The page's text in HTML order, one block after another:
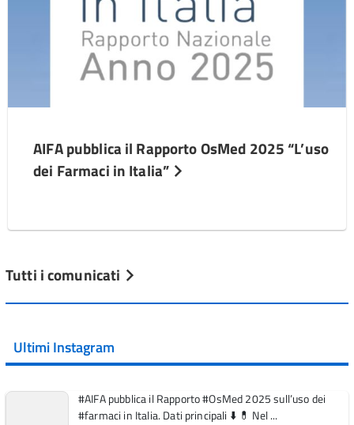
AIFA pubblica il Rapporto OsMed 2025 “L’uso
dei Farmaci in Italia”
Tutti i comunicati
Ultimi Instagram
#AIFA pubblica il Rapporto #OsMed 2025 sull’uso dei
#farmaci in Italia. Dati principali ⬇️ 💊 Nel ...